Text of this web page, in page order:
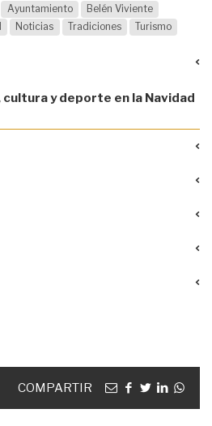
Ayuntamiento
Belén Viviente
Noticias Tradiciones Turismo
y deporte en la Navidad
COMPARTIR Emailfacebook
twitterlinkedin